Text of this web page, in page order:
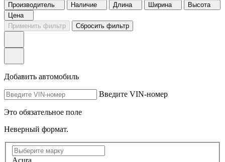
Производитель Наличие Длина Ширина
Высота
Цена
Применить фильтр
Сбросить фильтр
Добавить автомобиль
Введите VIN-номер
Это обязательное поле
Неверный формат.